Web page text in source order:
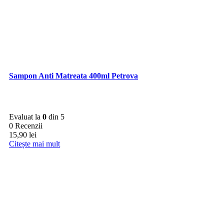
Sampon Anti Matreata 400ml Petrova
Evaluat la 0 din 5
0 Recenzii
15,90 lei
Citește mai mult